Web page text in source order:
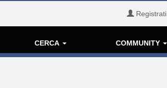
Registrati
CERCA COMMUNITY